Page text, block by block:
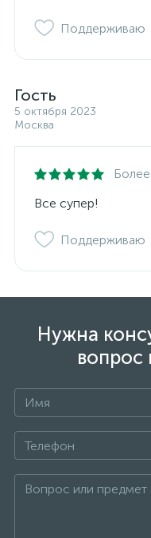
Поддерживаю
Гость
5 октября 2023
Москва
Все супер!
Поддерживаю
Нужна
вопрос